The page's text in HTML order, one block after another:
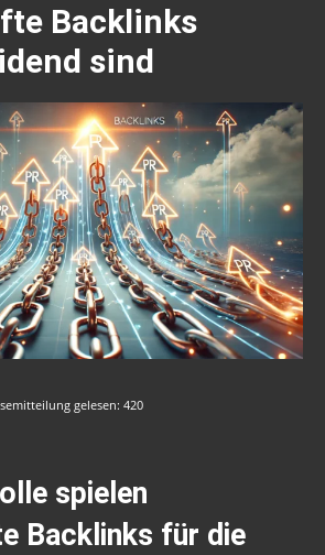
Backlinks
sind
gelesen: 420
spielen
Backlinks für die